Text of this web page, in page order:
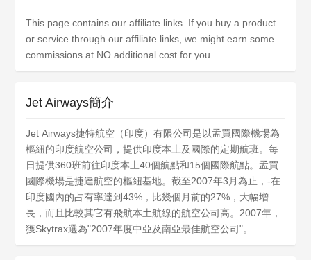
This page contains our affiliate links. If you buy a product
or service through our affiliate links, we might earn some
commissions at NO additional cost for you.
Jet Airways簡介
Jet Airways捷特航空（印度）有限公司是以孟買國際機場為
樞紐的印度航空公司，提供印度本土及國際的定期航班。每
日提供360班前往印度本土40個航點和15個國際航點。孟買
國際機場是捷達航空的樞紐基地。截至2007年3月為止，-在
印度國內的占有率達到43%，比幾個月前的27%，大幅增
長，而且比較其它有飛航本土航線的航空公司高。2007年，
獲Skytrax選為"2007年度中亞及南亞最佳航空公司"。